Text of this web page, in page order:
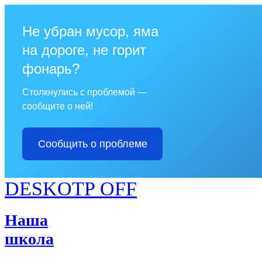
Не убран мусор, яма
на дороге, не горит
фонарь?
Столкнулись с проблемой —
сообщите о ней!
Сообщить о проблеме
DESKOTP OFF
Наша
школа